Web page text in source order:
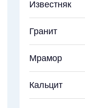
Известняк
Гранит
Мрамор
Кальцит